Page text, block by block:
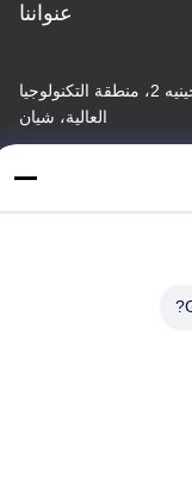
عنواننا
F7، المبنى 2، حديقة شينكاي الصناعية، طريق جينيه 2، منطقة التكنولوجيا
العالية، شيان